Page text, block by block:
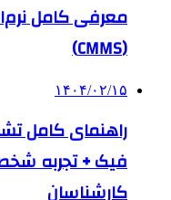
معرفی کامل
(CMMS)
۱۴۰۴/۰۲/۱۵
راهنمای کامل
فیک + تجربه
کارشناسان